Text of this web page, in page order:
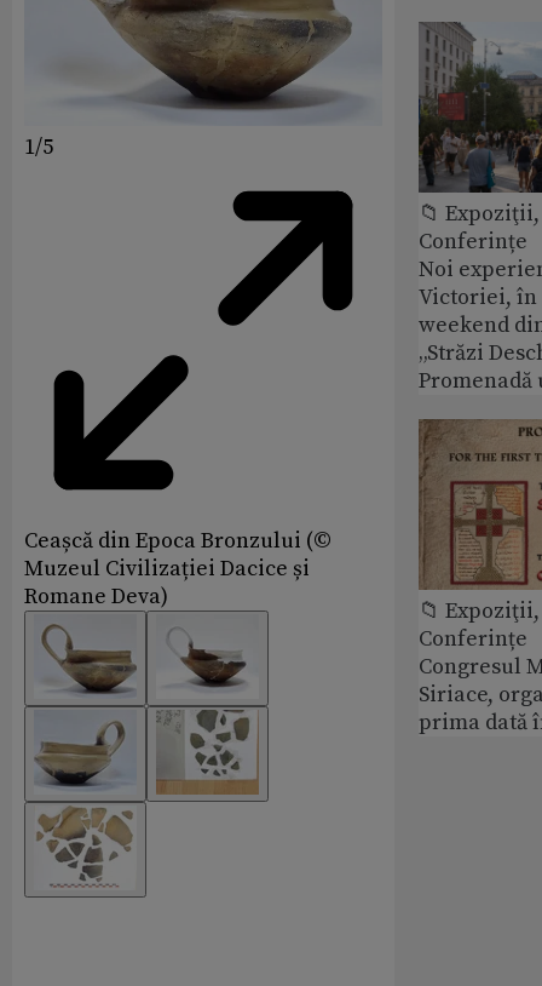
1/5
Ceașcă din Epoca Bronzului (©
Muzeul Civilizației Dacice și
Romane Deva)
📁
Conferințe
Noi
Victoriei,
weekend
„Străzi
Promenadă
📁
Conferințe
Congresul
Siriace,
prima dată